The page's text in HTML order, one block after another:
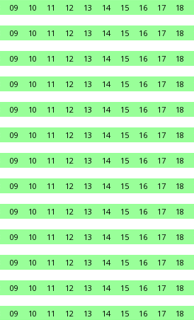
09 10 11 12 13 14 15 16 17 18
09 10 11 12 13 14 15 16 17 18
09 10 11 12 13 14 15 16 17 18
09 10 11 12 13 14 15 16 17 18
09 10 11 12 13 14 15 16 17 18
09 10 11 12 13 14 15 16 17 18
09 10 11 12 13 14 15 16 17 18
09 10 11 12 13 14 15 16 17 18
09 10 11 12 13 14 15 16 17 18
09 10 11 12 13 14 15 16 17 18
09 10 11 12 13 14 15 16 17 18
09 10 11 12 13 14 15 16 17 18
09 10 11 12 13 14 15 16 17 18